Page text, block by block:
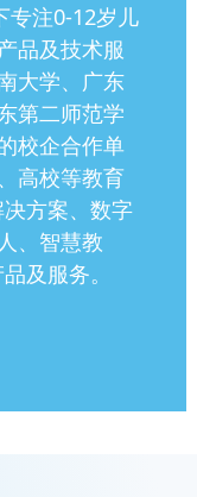
注0-12岁儿
品及技术服
大学、广东
第二师范学
校企合作单
高校等教育
方案、数字
、智慧教
及服务。